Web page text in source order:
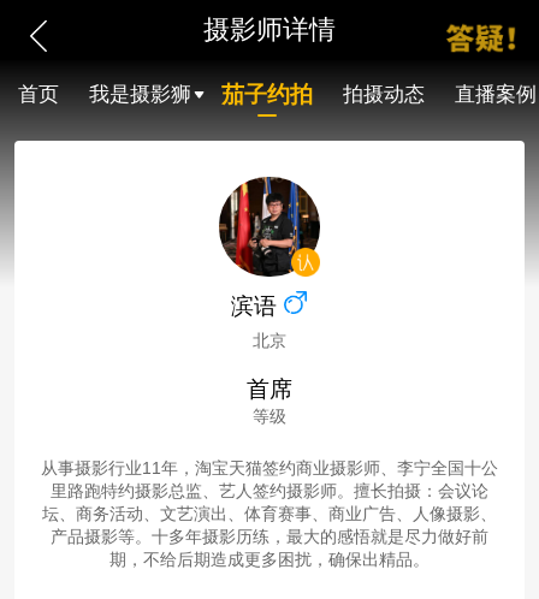
摄影师详情
首页 我是摄影狮 茄子约拍 拍摄动态 直播案例
滨语
北京
首席
等级
从事摄影行业11年，淘宝天猫签约商业摄影师、李宁全国十公
里路跑特约摄影总监、艺人签约摄影师。擅长拍摄：会议论
坛、商务活动、文艺演出、体育赛事、商业广告、人像摄影、
产品摄影等。十多年摄影历练，最大的感悟就是尽力做好前
期，不给后期造成更多困扰，确保出精品。